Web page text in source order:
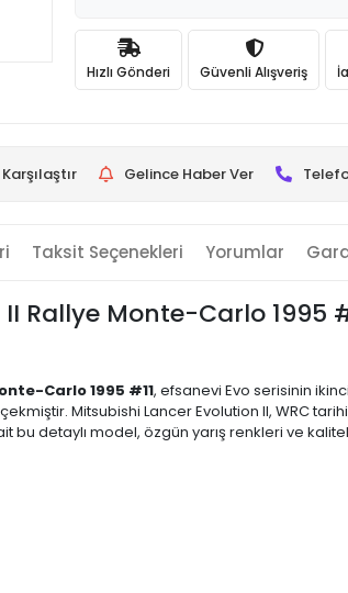
Hızlı Gönderi Güvenli Alışveriş
Karşılaştır Gelince Haber Ver
Taksit Seçenekleri Yorumlar
Monte-Carlo 1995
Carlo 1995 #11, efsanevi Evo serisinin
Mitsubishi Lancer Evolution II, WRC
bu detaylı model, özgün yarış renkleri ve